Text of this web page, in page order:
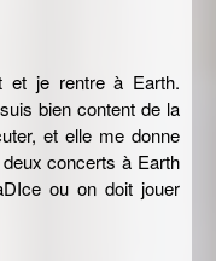
et je rentre à Earth.
bien content de la
et elle me donne
concerts à Earth
ou on doit jouer